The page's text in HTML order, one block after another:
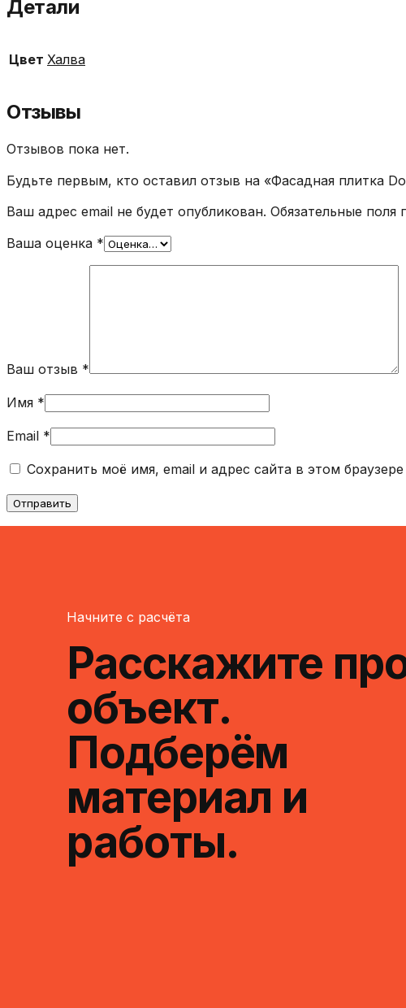
(Халва)
Детали
Цвет Халва
Отзывы
Отзывов пока нет.
Будьте первым, кто оставил отзыв на «Фасадная плитка
Ваш адрес email не будет опубликован. Обязательные поля
Ваша оценка *
Ваш отзыв *
Имя *
Email *
Сохранить моё имя, email и адрес сайта в этом
Начните с расчёта
Расскажите
объект.
Подберём
материал и
работы.